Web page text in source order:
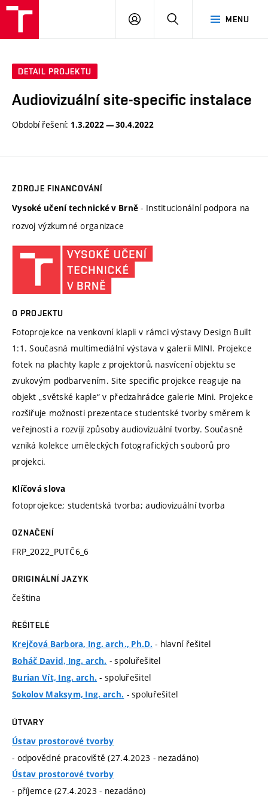
MENU
PŘIHLÁSIT
DETAIL PROJEKTU
Audiovizuální site-specific instalace
Období řešení: 1.3.2022 — 30.4.2022
ZDROJE FINANCOVÁNÍ
Vysoké učení technické v Brně - Institucionální podpora na
rozvoj výzkumné organizace
O PROJEKTU
Fotoprojekce na venkovní klapli v rámci výstavy Design Built
1:1. Současná multimediální výstava v galerii MINI. Projekce
fotek na plachty kaple z projektorů, nasvícení objektu se
zvukovým podbarvením. Site specific projekce reaguje na
objekt „světské kaple“ v předzahrádce galerie Mini. Projekce
rozšiřuje možnosti prezentace studentské tvorby směrem k
veřejnosti a rozvíjí způsoby audiovizuální tvorby. Současně
vzniká kolekce uměleckých fotografických souborů pro
projekci.
Klíčová slova
fotoprojekce; studentská tvorba; audiovizuální tvorba
OZNAČENÍ
FRP_2022_PUTČ6_6
ORIGINÁLNÍ JAZYK
čeština
ŘEŠITELÉ
Krejčová Barbora, Ing. arch., Ph.D. - hlavní řešitel
Boháč David, Ing. arch. - spoluřešitel
Burian Vít, Ing. arch. - spoluřešitel
Sokolov Maksym, Ing. arch. - spoluřešitel
ÚTVARY
Ústav prostorové tvorby
- odpovědné pracoviště (27.4.2023 - nezadáno)
Ústav prostorové tvorby
- příjemce (27.4.2023 - nezadáno)